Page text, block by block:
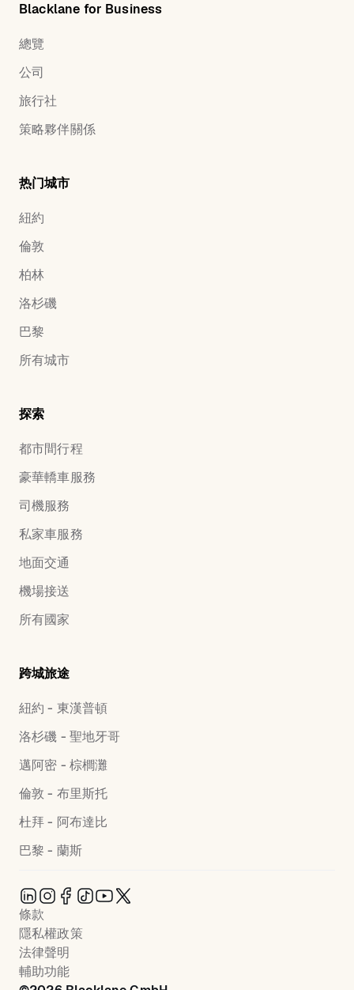
Blacklane for Business
總覽
公司
旅行社
策略夥伴關係
热门城市
紐約
倫敦
柏林
洛杉磯
巴黎
所有城市
探索
都市間行程
豪華轎車服務
司機服務
私家車服務
地面交通
機場接送
所有國家
跨城旅途
紐約 - 東漢普頓
洛杉磯 - 聖地牙哥
邁阿密 - 棕櫚灘
倫敦 - 布里斯托
杜拜 - 阿布達比
巴黎 - 蘭斯
條款
隱私權政策
法律聲明
輔助功能